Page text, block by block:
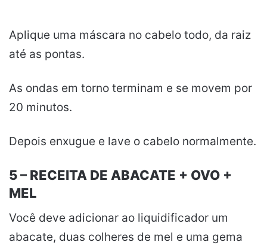
Aplique uma máscara no cabelo todo, da raiz
até as pontas.
As ondas em torno terminam e se movem por
20 minutos.
Depois enxugue e lave o cabelo normalmente.
5 – RECEITA DE ABACATE + OVO +
MEL
Você deve adicionar ao liquidificador um
abacate, duas colheres de mel e uma gema